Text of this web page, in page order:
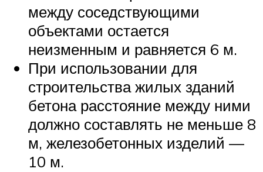
между соседствующими
объектами остается
неизменным и равняется 6 м.
При использовании для
строительства жилых зданий
бетона расстояние между ними
должно составлять не меньше 8
м, железобетонных изделий —
10 м.